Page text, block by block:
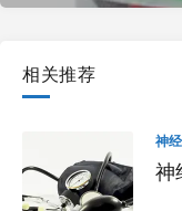
相关推荐
神
神